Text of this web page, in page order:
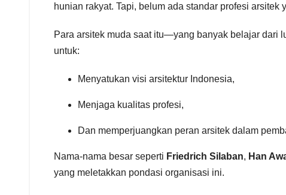
hunian rakyat. Tapi, belum ada standar profesi arsitek
Para arsitek muda saat itu—yang banyak belajar dari
untuk:
Menyatukan visi arsitektur Indonesia,
Menjaga kualitas profesi,
Dan memperjuangkan peran arsitek dalam
Nama-nama besar seperti Friedrich Silaban, Han
yang meletakkan pondasi organisasi ini.